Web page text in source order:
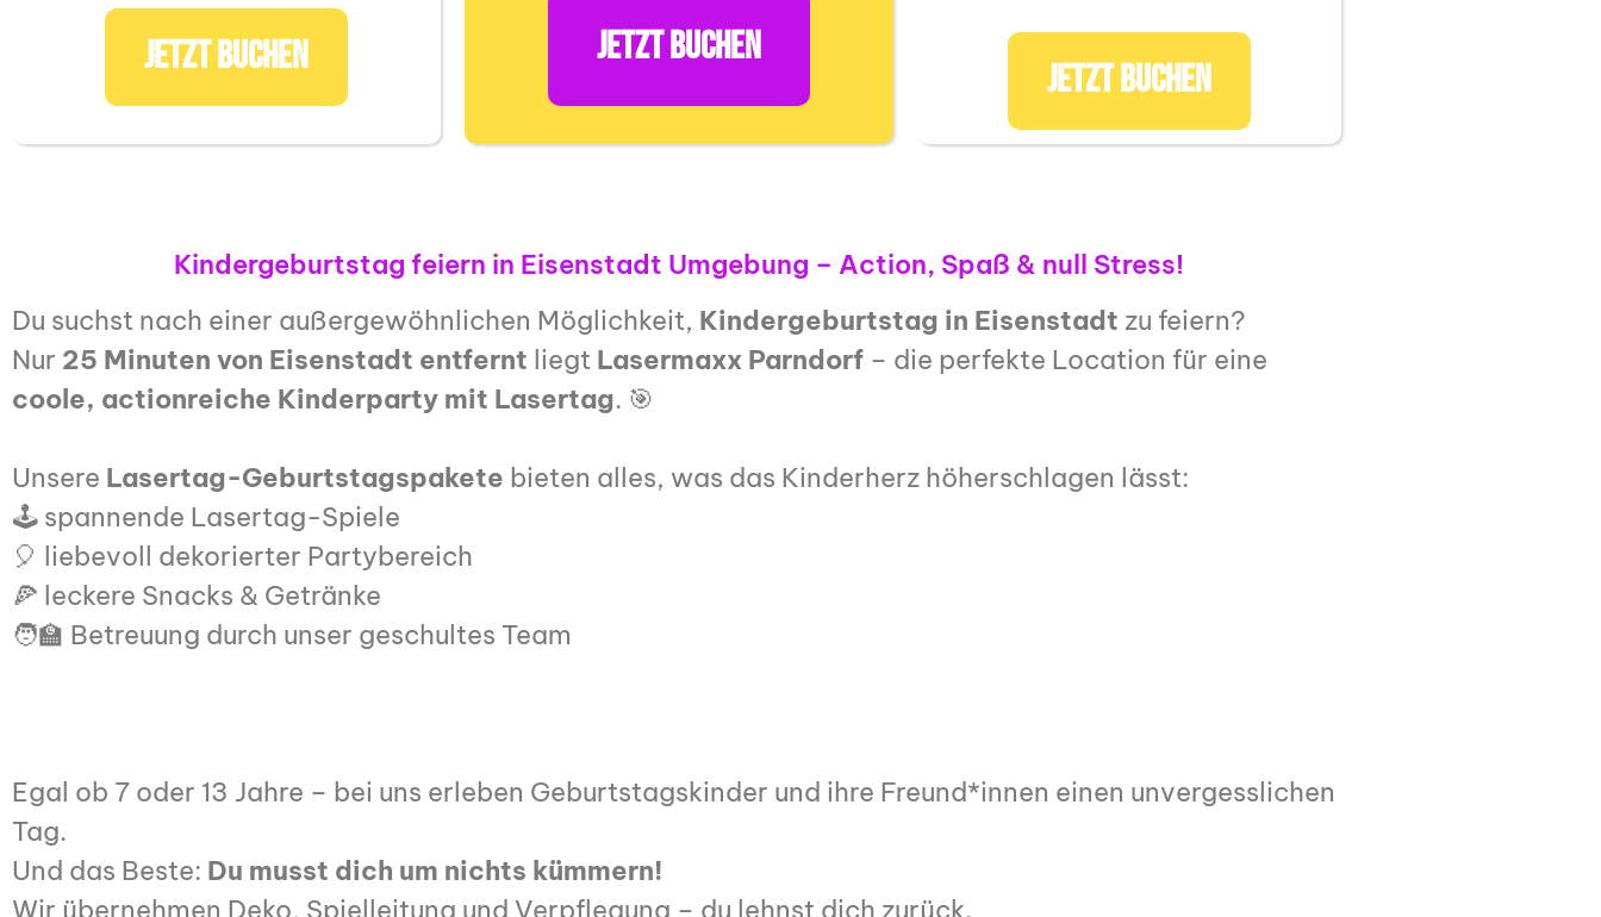
JETZT BUCHEN JETZT BUCHEN
JETZT BUCHEN
Kindergeburtstag feiern in Eisenstadt Umgebung – Action, Spaß & null Stress!
Du suchst nach einer außergewöhnlichen Möglichkeit, Kindergeburtstag in Eisenstadt zu feiern?
Nur 25 Minuten von Eisenstadt entfernt liegt Lasermaxx Parndorf – die perfekte Location für eine
coole, actionreiche Kinderparty mit Lasertag. 🎯
Unsere Lasertag-Geburtstagspakete bieten alles, was das Kinderherz höherschlagen lässt:
🕹️ spannende Lasertag-Spiele
🎈 liebevoll dekorierter Partybereich
🍕 leckere Snacks & Getränke
🧑‍🏫 Betreuung durch unser geschultes Team
Egal ob 7 oder 13 Jahre – bei uns erleben Geburtstagskinder und ihre Freund*innen einen unvergesslichen
Tag.
Und das Beste: Du musst dich um nichts kümmern!
Wir übernehmen Deko, Spielleitung und Verpflegung – du lehnst dich zurück.